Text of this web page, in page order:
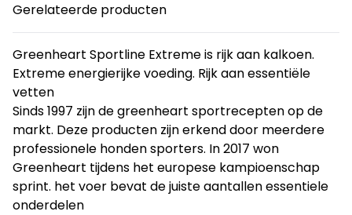
Gerelateerde producten
Greenheart Sportline Extreme is rijk aan kalkoen.
Extreme energierijke voeding. Rijk aan essentiële
vetten
Sinds 1997 zijn de greenheart sportrecepten op de
markt. Deze producten zijn erkend door meerdere
professionele honden sporters. In 2017 won
Greenheart tijdens het europese kampioenschap
sprint. het voer bevat de juiste aantallen essentiele
onderdelen